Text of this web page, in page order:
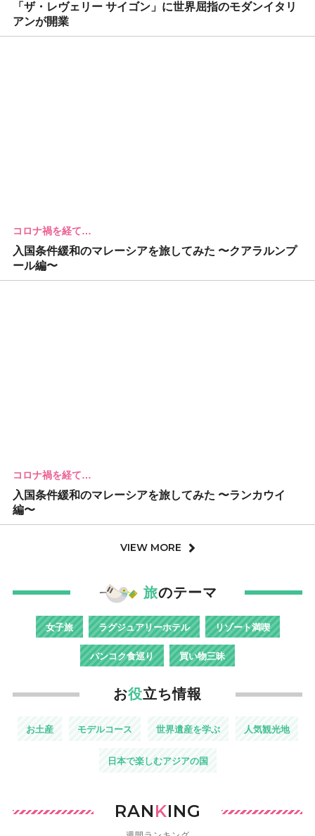
「ザ・レヴェリー サイゴン」に世界屈指のモダンイタリ
アンが開業
コロナ禍を経て…
入国条件緩和のマレーシアを旅してみた 〜クアラルンプ
ール編〜
コロナ禍を経て…
入国条件緩和のマレーシアを旅してみた 〜ランカウイ
編〜
VIEW MORE
旅のテーマ
女子旅 ラグジュアリーホテル リゾート満喫
バンコク食巡り 買い物三昧
お役立ち情報
お土産 モデルコース 世界遺産を学ぶ 人気観光地
日本で楽しむアジアの国
RANKING